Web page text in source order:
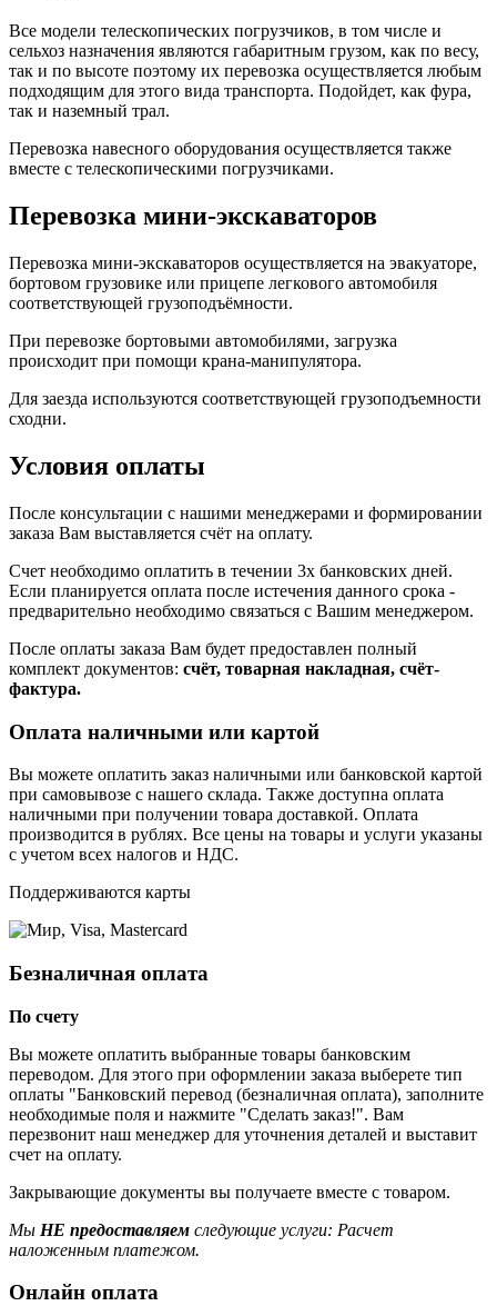
Все модели телескопических погрузчиков, в том числе и
сельхоз назначения являются габаритным грузом, как по весу,
так и по высоте поэтому их перевозка осуществляется любым
подходящим для этого вида транспорта. Подойдет, как фура,
так и наземный трал.
Перевозка навесного оборудования осуществляется также
вместе с телескопическими погрузчиками.
Перевозка мини-экскаваторов
Перевозка мини-экскаваторов осуществляется на эвакуаторе,
бортовом грузовике или прицепе легкового автомобиля
соответствующей грузоподъёмности.
При перевозке бортовыми автомобилями, загрузка
происходит при помощи крана-манипулятора.
Для заезда используются соответствующей грузоподъемности
сходни.
Условия оплаты
После консультации с нашими менеджерами и формировании
заказа Вам выставляется счёт на оплату.
Счет необходимо оплатить в течении 3х банковских дней.
Если планируется оплата после истечения данного срока -
предварительно необходимо связаться с Вашим менеджером.
После оплаты заказа Вам будет предоставлен полный
комплект документов: счёт, товарная накладная, счёт-
фактура.
Оплата наличными или картой
Вы можете оплатить заказ наличными или банковской картой
при самовывозе с нашего склада. Также доступна оплата
наличными при получении товара доставкой. Оплата
производится в рублях. Все цены на товары и услуги указаны
с учетом всех налогов и НДС.
Поддерживаются карты
Безналичная оплата
По счету
Вы можете оплатить выбранные товары банковским
переводом. Для этого при оформлении заказа выберете тип
оплаты "Банковский перевод (безналичная оплата), заполните
необходимые поля и нажмите "Сделать заказ!". Вам
перезвонит наш менеджер для уточнения деталей и выставит
счет на оплату.
Закрывающие документы вы получаете вместе с товаром.
Мы НЕ предоставляем следующие услуги: Расчет
наложенным платежом.
Онлайн оплата